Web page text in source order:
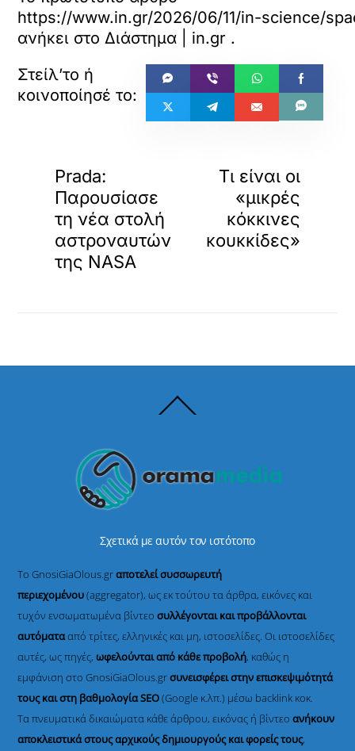
ο
ε
ι
ε
https://www.in.gr/2026/06/11/in-science/
ανήκει στο Διάστημα | in.gr .
Prada:
Παρουσίασε
τη νέα στολή
αστροναυτών
της NASA
Τι είναι οι
«μικρές
κόκκινες
κουκκίδες»
To
Σχετικά με αυτόν τον ιστότοπο
Το GnosiGiaOlous.grαποτελεί συσσωρευτή
περιεχομένου(aggregator), ως εκ τούτου τα άρθρα, εικόνες και
τυχόν ενσωματωμένα βίντεοσυλλέγονται και προβάλλονται
αυτόματααπό τρίτες, ελληνικές και μη, ιστοσελίδες. Οι ιστοσελίδες
αυτές, ως πηγές,ωφελούνται από κάθε προβολή, καθώς η
εμφάνιση στο GnosiGiaOlous.grσυνεισφέρει στην επισκεψιμότητά
τους και στη βαθμολογία SEO(Google κ.λπ.) μέσω backlink κοκ.
Τα πνευματικά δικαιώματα κάθε άρθρου, εικόνας ή βίντεοανήκουν
αποκλειστικά στους αρχικούς δημιουργούς και φορείς τους,